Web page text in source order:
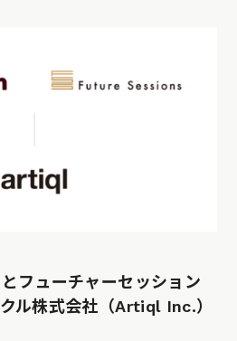
とフューチャーセッション
ル株式会社（Artiql Inc.）